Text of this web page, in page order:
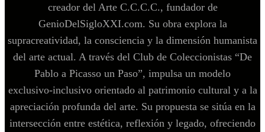
creador del Arte C.C.C.C., fundador de
GenioDelSigloXXI.com. Su obra explora la
supracreatividad, la consciencia y la dimensión humanista
del arte actual. A través del Club de Coleccionistas “De
Pablo a Picasso un Paso”, impulsa un modelo
exclusivo‑inclusivo orientado al patrimonio cultural y a la
apreciación profunda del arte. Su propuesta se sitúa en la
intersección entre estética, reflexión y legado, ofreciendo